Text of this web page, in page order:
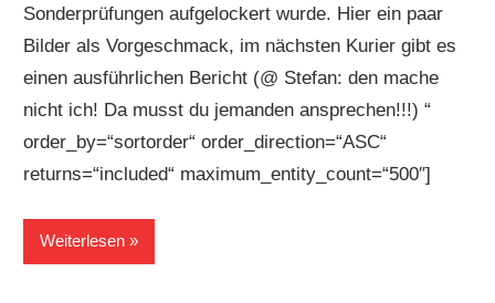
Sonderprüfungen aufgelockert wurde. Hier ein paar
Bilder als Vorgeschmack, im nächsten Kurier gibt es
einen ausführlichen Bericht (@ Stefan: den mache
nicht ich! Da musst du jemanden ansprechen!!!) “
order_by=“sortorder“ order_direction=“ASC“
returns=“included“ maximum_entity_count=“500″]
Weiterlesen